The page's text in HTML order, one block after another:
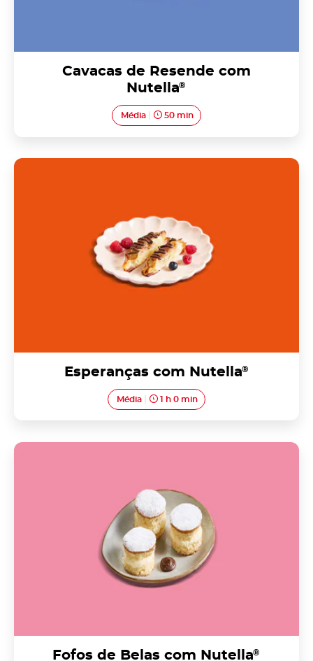
Cavacas de Resende com
Nutella®
Média 50 min
Esperanças com Nutella®
Média 1 h 0 min
Fofos de Belas com Nutella®